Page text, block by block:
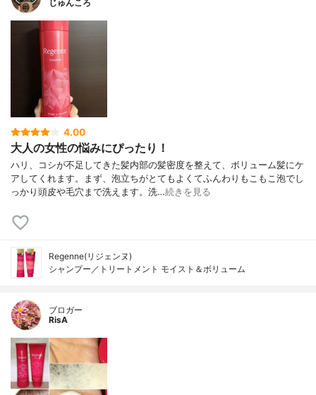
じゅんころ
4.00
大人の女性の悩みにぴったり！
ハリ、コシが不足してきた髪内部の髪密度を整えて、ボリューム髪にケ
アしてくれます。まず、泡立ちがとてもよくてふんわりもこもこ泡でし
っかり頭皮や毛穴まで洗えます。洗…続きを見る
Regenne(リジェンヌ)
シャンプー／トリートメント モイスト＆ボリューム
ブロガー
RisA